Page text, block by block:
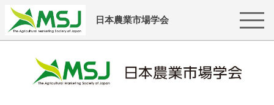
日本農業市場学会